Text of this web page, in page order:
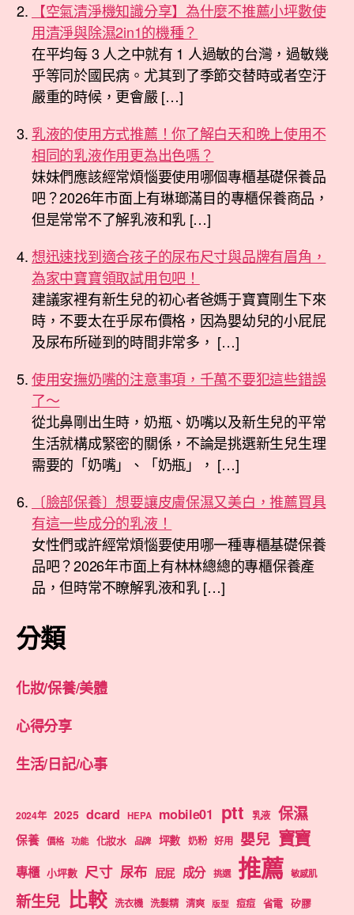
【空氣清淨機知識分享】為什麼不推薦小坪數使
用清淨與除濕2in1的機種？
在平均每 3 人之中就有 1 人過敏的台灣，過敏幾
乎等同於國民病。尤其到了季節交替時或者空汙
嚴重的時候，更會嚴 […]
乳液的使用方式推薦！你了解白天和晚上使用不
相同的乳液作用更為出色嗎？
妹妹們應該經常煩惱要使用哪個專櫃基礎保養品
吧？2026年市面上有琳瑯滿目的專櫃保養商品，
但是常常不了解乳液和乳 […]
想迅速找到適合孩子的尿布尺寸與品牌有眉角，
為家中寶寶領取試用包吧！
建議家裡有新生兒的初心者爸媽于寶寶剛生下來
時，不要太在乎尿布價格，因為嬰幼兒的小屁屁
及尿布所碰到的時間非常多， […]
使用安撫奶嘴的注意事項，千萬不要犯這些錯誤
了～
從北鼻剛出生時，奶瓶、奶嘴以及新生兒的平常
生活就構成緊密的關係，不論是挑選新生兒生理
需要的「奶嘴」、「奶瓶」， […]
〔臉部保養〕想要讓皮膚保濕又美白，推薦買具
有這一些成分的乳液！
女性們或許經常煩惱要使用哪一種專櫃基礎保養
品吧？2026年市面上有林林總總的專櫃保養產
品，但時常不瞭解乳液和乳 […]
分類
化妝/保養/美體
心得分享
生活/日記/心事
2024年 2025 dcard HEPA mobile01 ptt 乳液 保濕
保養 價格 功能 化妝水 品牌 坪數 奶粉 好用 嬰兒 寶寶
專櫃 小坪數 尺寸 尿布 屁屁 成分 挑選 推薦 敏感肌
新生兒 比較 洗衣機 洗髮精 清爽 版型 痘痘 省電 矽膠